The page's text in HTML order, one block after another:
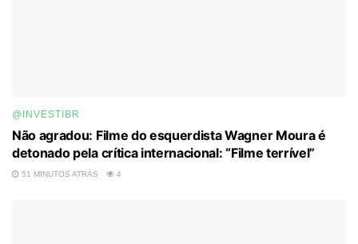
@INVESTIBR
Não agradou: Filme do esquerdista Wagner Moura é
detonado pela crítica internacional: “Filme terrível”
51 MINUTOS ATRÁS 4